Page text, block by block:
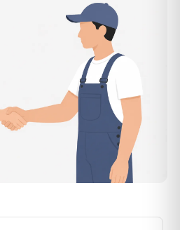
Wohnung mit rund 65 m² liegen
bei etwa 1.840 €, das entspricht
Quadratmeter. Zugänglichkeit
und Sperrmüllanteil verschieben
unten — den genauen
Entrümpler nach kurzer
in Illertissen in Zukunft
in Illertissen fallend
Höchststand im Jahr 2022.